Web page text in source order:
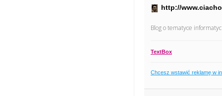
http://
Blog o tematyce
TextBox
Chcesz wstawić reklamę w